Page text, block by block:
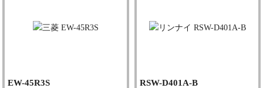
EW-45R3S RSW-D401A-B